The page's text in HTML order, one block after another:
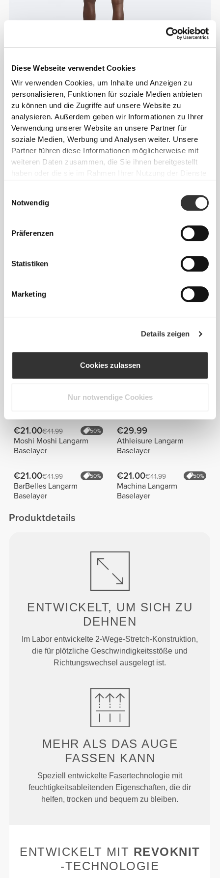
Diese Webseite verwendet Cookies
Wir verwenden Cookies, um Inhalte und Anzeigen zu
personalisieren, Funktionen für soziale Medien anbieten
zu können und die Zugriffe auf unsere Website zu
analysieren. Außerdem geben wir Informationen zu Ihrer
Verwendung unserer Website an unsere Partner für
soziale Medien, Werbung und Analysen weiter. Unsere
Partner führen diese Informationen möglicherweise mit
weiteren Daten zusammen, die Sie ihnen bereitgestellt
haben oder die sie im Rahmen Ihrer Nutzung der Dienste
Notwendig
Präferenzen
Statistiken
Marketing
Details zeigen
Cookies zulassen
Nur notwendige Cookies
5(6 Bewertungen)
€21.00€41.99 50%
Moshi Moshi Langarm
Baselayer
€29.99
Athleisure Langarm
Baselayer
€21.00€41.99 50%
BarBelles Langarm
Baselayer
€21.00€41.99 50%
Machina Langarm
Baselayer
Produktdetails
ENTWICKELT, UM SICH ZU
DEHNEN
Im Labor entwickelte 2-Wege-Stretch-Konstruktion,
die für plötzliche Geschwindigkeitsstöße und
Richtungswechsel ausgelegt ist.
MEHR ALS DAS AUGE
FASSEN KANN
Speziell entwickelte Fasertechnologie mit
feuchtigkeitsableitenden Eigenschaften, die dir
helfen, trocken und bequem zu bleiben.
ENTWICKELT MIT REVOKNIT
-TECHNOLOGIE